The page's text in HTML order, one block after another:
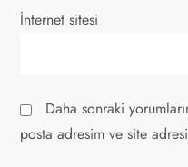
İnternet sitesi
Daha sonraki
posta adresim ve site